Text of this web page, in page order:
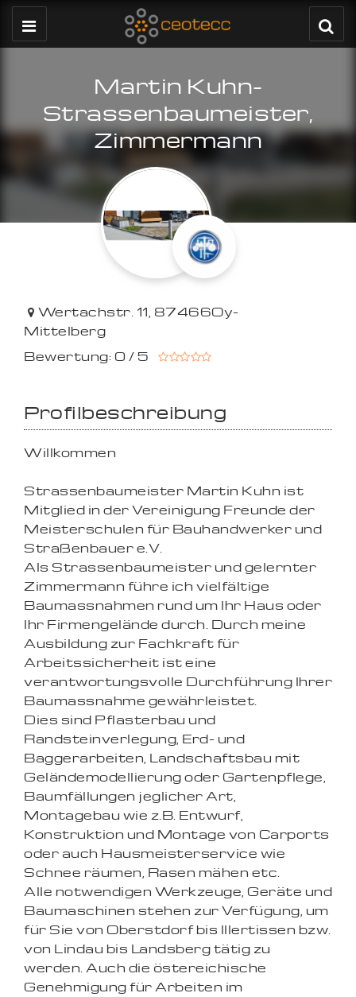
Martin Kuhn-
Strassenbaumeister,
Zimmermann
Wertachstr. 11, 87466Oy-
Mittelberg
Bewertung: 0 / 5
Profilbeschreibung
Willkommen
Strassenbaumeister Martin Kuhn ist
Mitglied in der Vereinigung Freunde der
Meisterschulen für Bauhandwerker und
Straßenbauer e.V.
Als Strassenbaumeister und gelernter
Zimmermann führe ich vielfältige
Baumassnahmen rund um Ihr Haus oder
Ihr Firmengelände durch. Durch meine
Ausbildung zur Fachkraft für
Arbeitssicherheit ist eine
verantwortungsvolle Durchführung Ihrer
Baumassnahme gewährleistet.
Dies sind Pflasterbau und
Randsteinverlegung, Erd- und
Baggerarbeiten, Landschaftsbau mit
Geländemodellierung oder Gartenpflege,
Baumfällungen jeglicher Art,
Montagebau wie z.B. Entwurf,
Konstruktion und Montage von Carports
oder auch Hausmeisterservice wie
Schnee räumen, Rasen mähen etc.
Alle notwendigen Werkzeuge, Geräte und
Baumaschinen stehen zur Verfügung, um
für Sie von Oberstdorf bis Illertissen bzw.
von Lindau bis Landsberg tätig zu
werden. Auch die östereichische
Genehmigung für Arbeiten im